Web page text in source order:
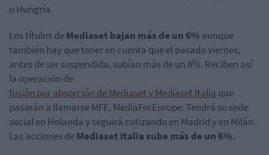
o Hungría.
Los títulos deMediaset bajan más de un 6% aunque
también hay que tener en cuenta que el pasado viernes,
antes de ser suspendida, subían más de un 8%. Reciben así
la operación de
fusión por absorción de Mediaset y Mediaset Italia que
pasarán a llamarse MFE, MediaForEurope. Tendrá su sede
social en Holanda y seguirá cotizando en Madrid y en Milán.
Las acciones deMediaset Italia sube más de un 6%.